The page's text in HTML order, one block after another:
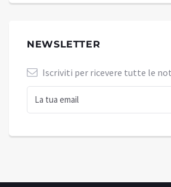
NEWSLETTER
Iscriviti per ricevere tutte le